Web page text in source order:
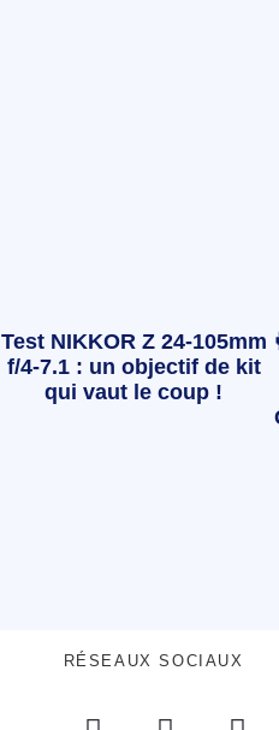
Test NIKKOR Z 24-105mm
f/4-7.1 : un objectif de kit
qui vaut le coup !
RÉSEAUX SOCIAUX